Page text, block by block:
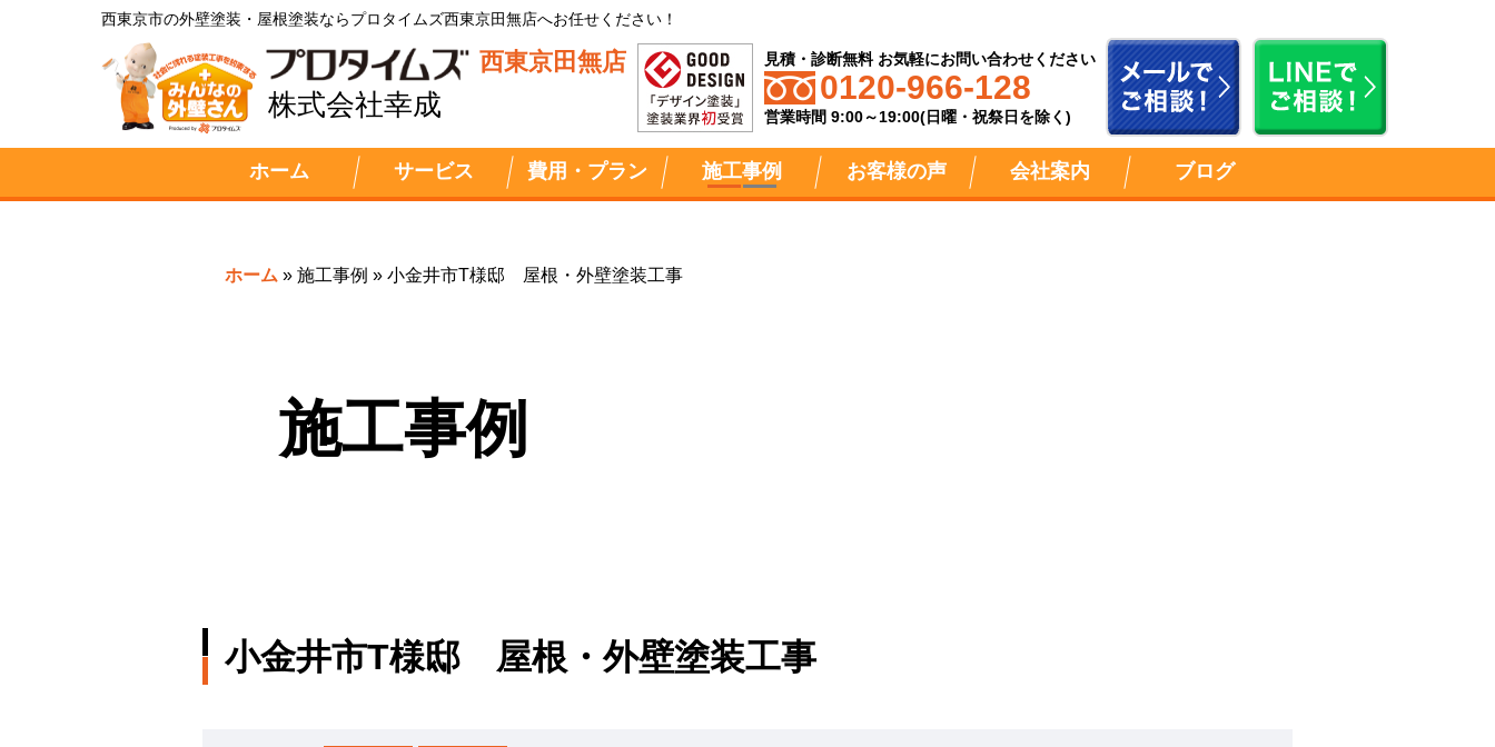
西東京市の外壁塗装・屋根塗装ならプロタイムズ西東京田無店へお任せください！
西東京田無店
株式会社幸成
見積・診断無料 お気軽にお問い合わせください
0120-966-128
営業時間 9:00～19:00(日曜・祝祭日を除く)
ホーム サービス 費用・プラン 施工事例 お客様の声 会社案内 ブログ
ホーム » 施工事例 » 小金井市T様邸 屋根・外壁塗装工事
施工事例
小金井市T様邸 屋根・外壁塗装工事